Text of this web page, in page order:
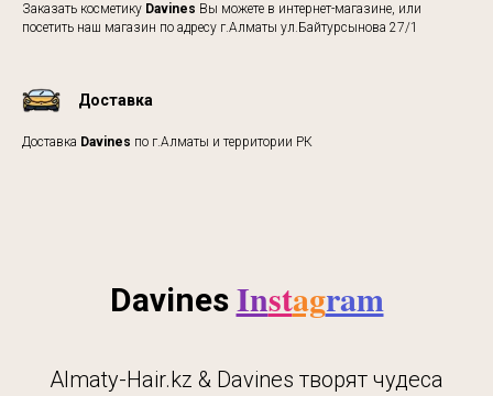
Заказать косметику Davines Вы можете в интернет-магазине, или
посетить наш магазин по адресу г.Алматы ул.Байтурсынова 27/1
Доставка
Доставка Davines по г.Алматы и территории РК
Davines Instagram
Almaty-Hair.kz & Davines творят чудеса